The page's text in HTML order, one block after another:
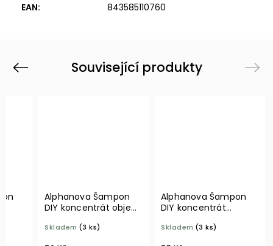
EAN: 843585110760
Související produkty
Previous
Alphanova Šampon
DIY koncentrát objem
Skladem (3 ks)
Alphanova Šampon
DIY koncentrát
Skladem (3 ks)
Next